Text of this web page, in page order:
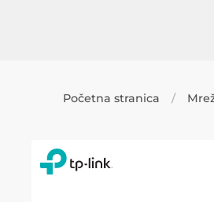
Početna stranica